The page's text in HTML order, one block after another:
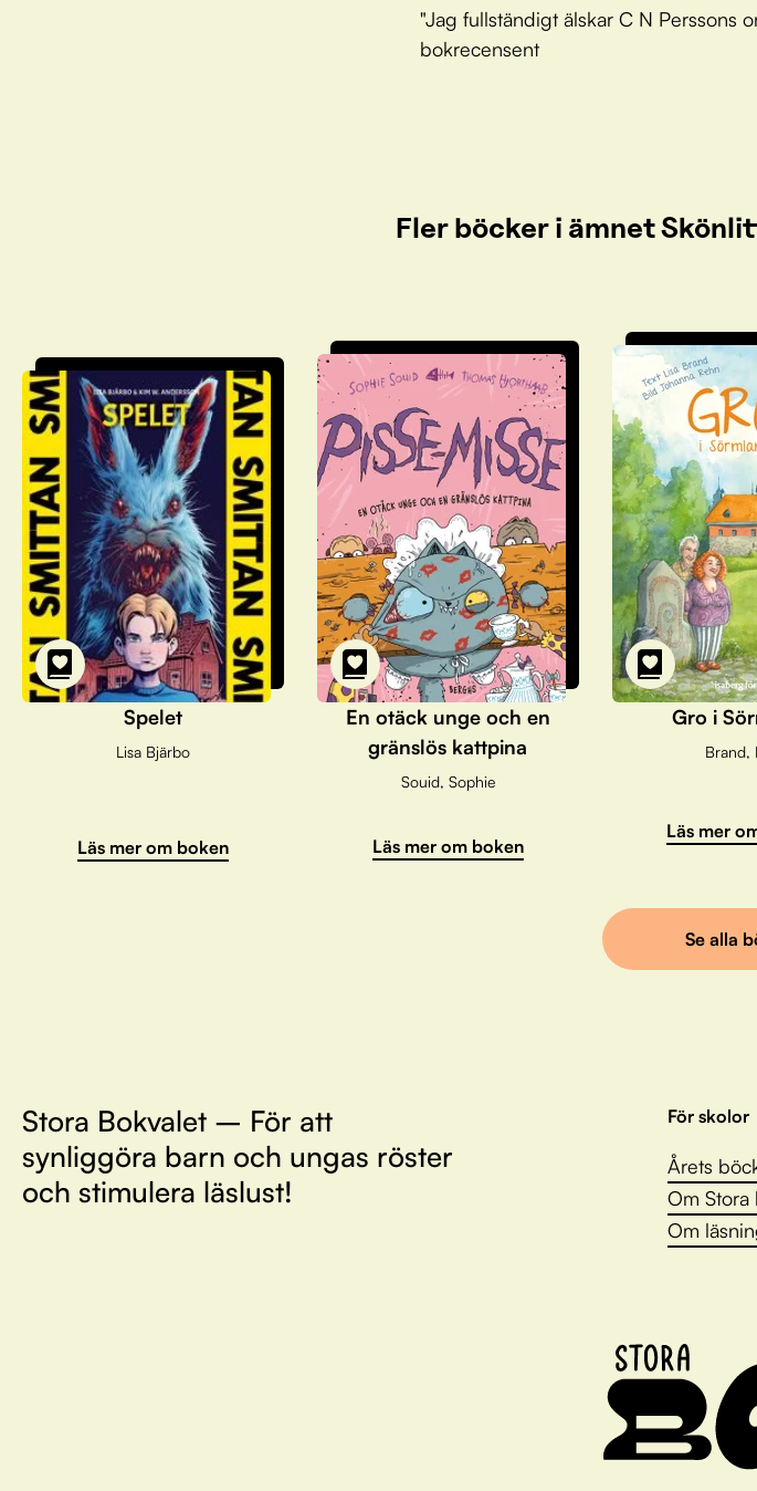
"Jag fullständigt älskar C N Perssons
bokrecensent
Fler böcker i ämnet
Spelet
Lisa Bjärbo
Läs mer om boken
En otäck unge och en
gränslös kattpina
Souid, Sophie
Läs mer om boken
Gro i
Brand,
Läs mer
Se alla
Stora Bokvalet – För att
synliggöra barn och ungas röster
och stimulera läslust!
För skolor
Årets
Om Stora
Om